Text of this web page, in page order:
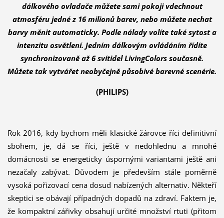
dálkového ovladače můžete sami pokoji vdechnout
atmosféru jedné z 16 milionů barev, nebo můžete nechat
barvy měnit automaticky. Podle nálady volíte také sytost a
intenzitu osvětlení. Jedním dálkovým ovládáním řídíte
synchronizovaně až 6 svítidel LivingColors současně.
Můžete tak vytvářet neobyčejně působivé barevné scenérie.
(PHILIPS)
Rok 2016, kdy bychom měli klasické žárovce říci definitivní
sbohem, je, dá se říci, ještě v nedohlednu a mnohé
domácnosti se energeticky úspornými variantami ještě ani
nezačaly zabývat. Důvodem je především stále poměrně
vysoká pořizovací cena dosud nabízených alternativ. Někteří
skeptici se obávají případných dopadů na zdraví. Faktem je,
že kompaktní zářivky obsahují určité množství rtuti (přitom